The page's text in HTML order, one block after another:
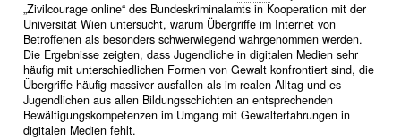
„Zivilcourage online“ des Bundeskriminalamts in Kooperation mit der
Universität Wien untersucht, warum Übergriffe im Internet von
Betroffenen als besonders schwerwiegend wahrgenommen werden.
Die Ergebnisse zeigten, dass Jugendliche in digitalen Medien sehr
häufig mit unterschiedlichen Formen von Gewalt konfrontiert sind, die
Übergriffe häufig massiver ausfallen als im realen Alltag und es
Jugendlichen aus allen Bildungsschichten an entsprechenden
Bewältigungskompetenzen im Umgang mit Gewalterfahrungen in
digitalen Medien fehlt.